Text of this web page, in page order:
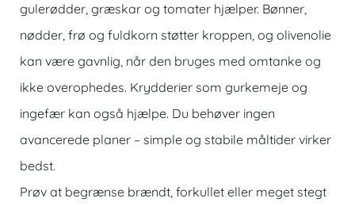
gulerødder, græskar og tomater hjælper. Bønner,
nødder, frø og fuldkorn støtter kroppen, og olivenolie
kan være gavnlig, når den bruges med omtanke og
ikke overophedes. Krydderier som gurkemeje og
ingefær kan også hjælpe. Du behøver ingen
avancerede planer – simple og stabile måltider virker
bedst.
Prøv at begrænse brændt, forkullet eller meget stegt